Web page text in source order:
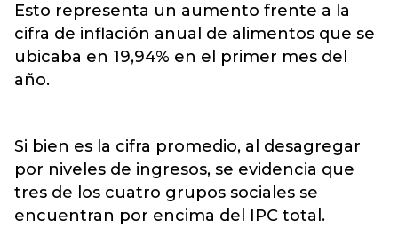
Esto representa un aumento frente a la
cifra de inflación anual de alimentos que se
ubicaba en 19,94% en el primer mes del
año.
Si bien es la cifra promedio, al desagregar
por niveles de ingresos, se evidencia que
tres de los cuatro grupos sociales se
encuentran por encima del IPC total.